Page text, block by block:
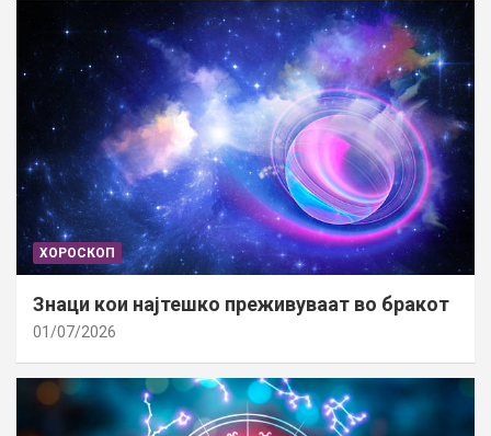
ХОРОСКОП
Знаци кои најтешко преживуваат во бракот
01/07/2026